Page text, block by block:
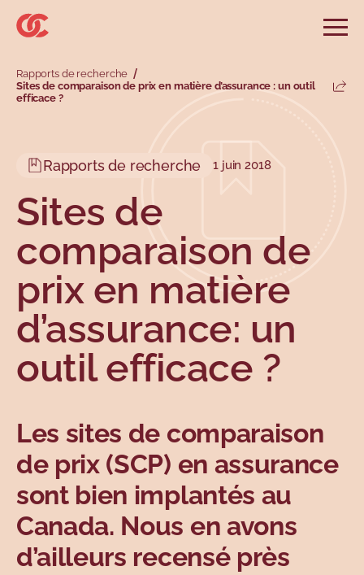
Sauter au menu principal
Sauter au champ de recherche
Sauter au contenu principal
Sauter au pied de page
Rechercher sur le site
Rechercher
Menu secondaire
Menu principal
Profils
Sujets
Types
Sujets
Rapports de recherche
Sites de comparaison de prix en matière d’assurance : un outil
efficace ?
Rapports de recherche 1 juin 2018
Sites de
comparaison de
prix en matière
d’assurance: un
outil efficace ?
Les sites de comparaison
de prix (SCP) en assurance
sont bien implantés au
Canada. Nous en avons
d’ailleurs recensé près